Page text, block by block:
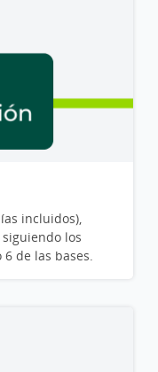
incluidos),
los
de las bases.